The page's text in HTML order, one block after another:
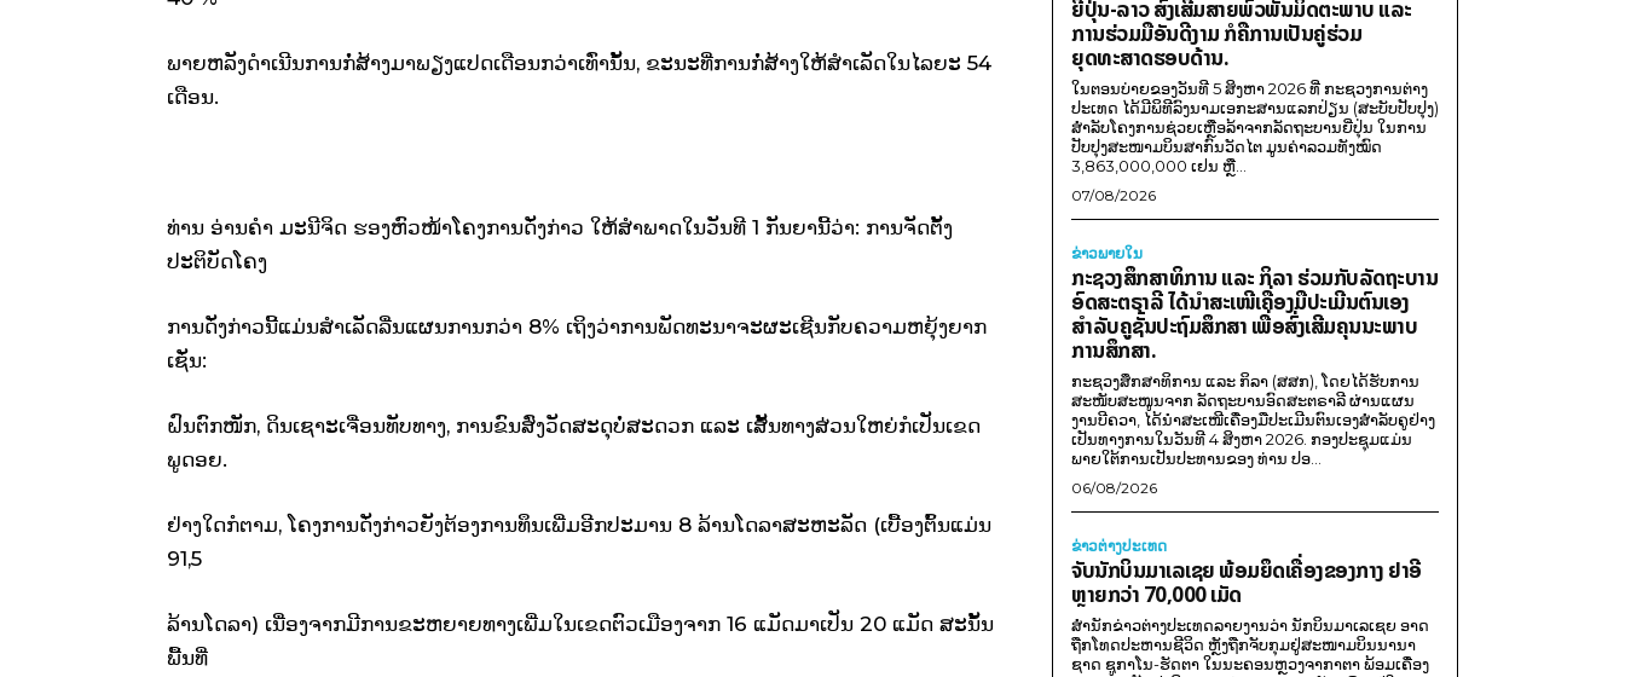
ພາຍຫລັງດຳເນີນການກໍ່ສ້າງມາພຽງແປດເດືອນກວ່າເທົ່ານັ້ນ, ຂະນະທີ່ການກໍ່ສ້າງໃຫ້ສຳເລັດໃນໄລຍະ 54
ເດືອນ.
ທ່ານ ອ່ານຄຳ ມະນີຈິດ ຮອງຫົວໜ້າໂຄງການດັ່ງກ່າວ ໃຫ້ສຳພາດໃນວັນທີ 1 ກັນຍານີ້ວ່າ: ການຈັດຕັ້ງ
ປະຕິບັດໂຄງ
ການດັ່ງກ່າວນີ້ແມ່ນສໍາເລັດລື່ນແຜນການກວ່າ 8% ເຖິງວ່າການພັດທະນາຈະຜະເຊີນກັບຄວາມຫຍຸ້ງຍາກ
ເຊັ່ນ:
ຝົນຕົກໜັກ, ດິນເຊາະເຈື່ອນທັບທາງ, ການຂົນສົ່ງວັດສະດຸບໍ່ສະດວກ ແລະ ເສັ້ນທາງສ່ວນໃຫຍ່ກໍເປັນເຂດ
ພູດອຍ.
ຢ່າງໃດກໍຕາມ, ໂຄງການດັ່ງກ່າວຍັງຕ້ອງການທຶນເພີ່ມອີກປະມານ 8 ລ້ານໂດລາສະຫະລັດ (ເບື້ອງຕົ້ນແມ່ນ
91,5
ລ້ານໂດລາ) ເນື່ອງຈາກມີການຂະຫຍາຍທາງເພີ່ມໃນເຂດຕົວເມືອງຈາກ 16 ແມັດມາເປັນ 20 ແມັດ ສະນັ້ນ
ພື້ນທີ່
ຍີ່ປຸ່ນ-ລາວ ສົ່ງເສີມສາຍພົວພັນມິດຕະພາບ ແລະ
ການຮ່ວມມືອັນດີງາມ ກໍຄືການເປັນຄູ່ຮ່ວມ
ຍຸດທະສາດຮອບດ້ານ.
ໃນຕອນບ່າຍຂອງວັນທີ 5 ສິງຫາ 2026 ທີ່ ກະຊວງການຕ່າງ
ປະເທດ ໄດ້ມີພິທີລົງນາມເອກະສານແລກປ່ຽນ (ສະບັບປັບປຸງ)
ສໍາລັບໂຄງການຊ່ວຍເຫຼືອລ້າຈາກລັດຖະບານຍີ່ປຸ່ນ ໃນການ
ປັບປຸງສະໜາມບິນສາກົນວັດໄຕ ມູນຄ່າລວມທັງໝົດ
3,863,000,000 ເຢນ ຫຼື...
07/08/2026
ຂ່າວພາຍ​ໃນ
ກະຊວງສຶກສາທິການ ແລະ ກິລາ ຮ່ວມກັບລັດຖະບານ
ອົດສະຕຣາລີ ໄດ້ນຳສະເໜີເຄື່ອງມືປະເມີນຕົນເອງ
ສຳລັບຄູຊັ້ນປະຖົມສຶກສາ ເພື່ອສົ່ງເສີມຄຸນນະພາບ
ການສຶກສາ.
ກະຊວງສຶກສາທິການ ແລະ ກິລາ (ສສກ), ໂດຍໄດ້ຮັບການ
ສະໜັບສະໜູນຈາກ ລັດຖະບານອົດສະຕຣາລີ ຜ່ານແຜນ
ງານບີຄວາ, ໄດ້ນຳສະເໜີເຄື່ອງມືປະເມີນຕົນເອງສຳລັບຄູຢ່າງ
ເປັນທາງການໃນວັນທີ 4 ສິງຫາ 2026. ກອງປະຊຸມແມ່ນ
ພາຍໃຕ້ການເປັນປະທານຂອງ ທ່ານ ປອ...
06/08/2026
ຂ່າວຕ່າງປະເທດ
ຈັບນັກບິນມາເລເຊຍ ພ້ອມຍຶດເຄື່ອງຂອງກາງ ຢາອີ
ຫຼາຍກວ່າ 70,000 ເມັດ
ສຳນັກຂ່າວຕ່າງປະເທດລາຍງານວ່າ ນັກບິນມາເລເຊຍ ອາດ
ຖືກໂທດປະຫານຊີວິດ ຫຼັງຖືກຈັບກຸມຢູ່ສະໜາມບິນນານາ
ຊາດ ຊູກາໂນ-ຮັດຕາ ໃນນະຄອນຫຼວງຈາກາຕາ ພ້ອມເຄື່ອງ